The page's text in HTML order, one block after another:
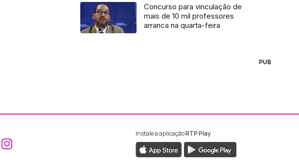
Concurso para vinculação de
mais de 10 mil professores
arranca na quarta-feira
PUB
Aceder ao Facebook da RTP Madeira
Aceder ao Instagram da RTP Madeira
Instale a aplicaçãoRTP Play